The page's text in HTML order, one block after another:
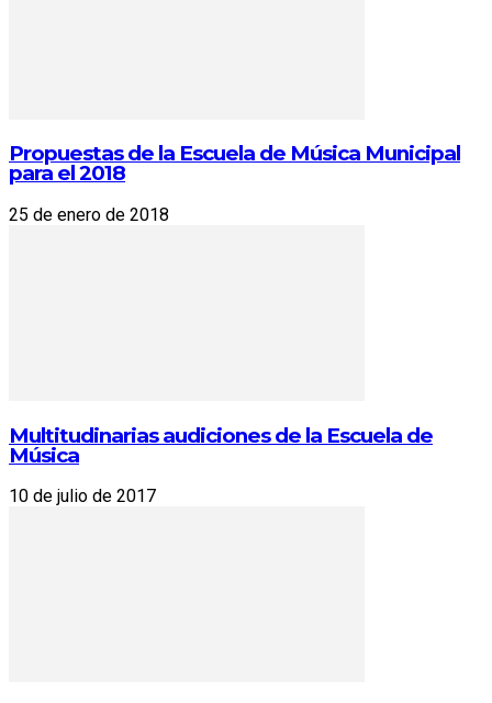
Propuestas de la Escuela de Música Municipal
para el 2018
25 de enero de 2018
Multitudinarias audiciones de la Escuela de
Música
10 de julio de 2017